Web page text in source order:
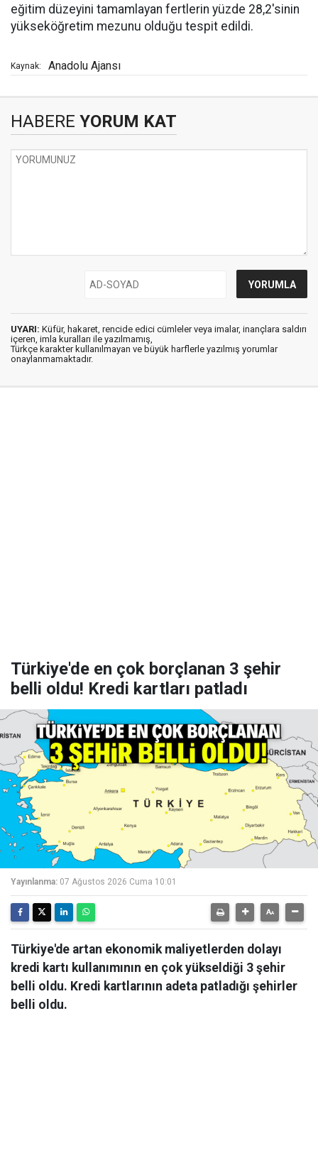
eğitim düzeyini tamamlayan fertlerin yüzde 28,2'sinin
yükseköğretim mezunu olduğu tespit edildi.
Kaynak: Anadolu Ajansı
HABERE YORUM KAT
UYARI: Küfür, hakaret, rencide edici cümleler veya imalar, inançlara saldırı
içeren, imla kuralları ile yazılmamış,
Türkçe karakter kullanılmayan ve büyük harflerle yazılmış yorumlar
onaylanmamaktadır.
Türkiye'de en çok borçlanan 3 şehir
belli oldu! Kredi kartları patladı
Yayınlanma: 07 Ağustos 2026 Cuma 10:01
Türkiye'de artan ekonomik maliyetlerden dolayı
kredi kartı kullanımının en çok yükseldiği 3 şehir
belli oldu. Kredi kartlarının adeta patladığı şehirler
belli oldu.